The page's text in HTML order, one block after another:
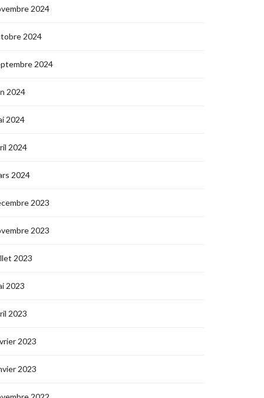
2024
2024
2024
2024
2024
2024
2024
2023
2023
2023
2023
2023
2023
2023